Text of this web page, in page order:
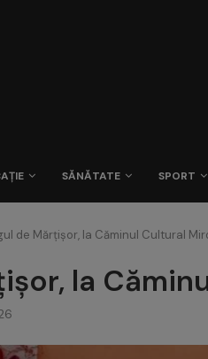
SĂNĂTATE SPORT
de Mărțișor, la Căminul Cultural
la